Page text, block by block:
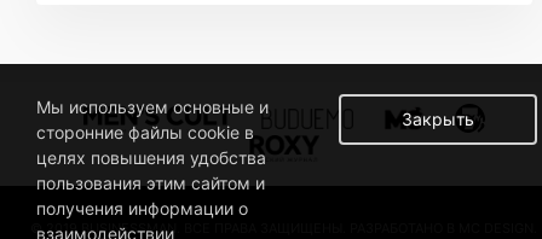
© 2019 BUSINESSMAN. ВСЕ ПРАВА ЗАЩИЩЕНЫ. РАЗРАБОТАНО В MC DESIGN.
Закрыть
Мы используем основные и
сторонние файлы cookie в
целях повышения удобства
пользования этим сайтом и
получения информации о
взаимодействии